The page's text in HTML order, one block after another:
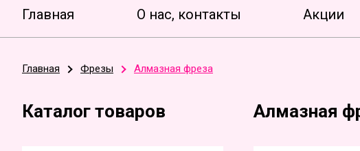
Главная О нас, контакты Акции
Главная Фрезы Алмазная фреза
Каталог товаров Алмазная